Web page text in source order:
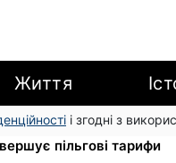
Життя
і згодні з
подорожчають до
пільгові тарифи